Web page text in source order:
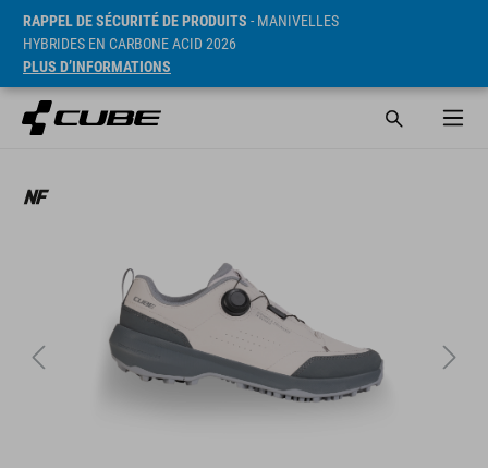
RAPPEL DE SÉCURITÉ DE PRODUITS - MANIVELLES
HYBRIDES EN CARBONE ACID 2026
PLUS D’INFORMATIONS